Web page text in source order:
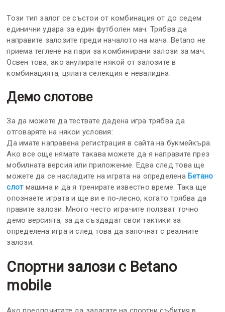
Този тип залог се състои от комбинация от до седем
единични удара за един футболен мач. Трябва да
направите залозите преди началото на мача. Betano не
приема теглене на пари за комбинирани залози за мач.
Освен това, ако анулирате някой от залозите в
комбинацията, цялата селекция е невалидна.
Демо слотове
За да можете да тествате дадена игра трябва да
отговаряте на някои условия:
Да имате направена регистрация в сайта на букмейкъра.
Ако все още нямате такава можете да я направите през
мобилната версия или приложение. Едва след това ще
можете да се насладите на играта на определенаБетано
слотмашина и да я тренирате известно време. Така ще
опознаете играта и ще ви е по-лесно, когато трябва да
правите залози. Много често играчите ползват точно
демо версията, за да създадат свои тактики за
определена игра и след това да започнат с реалните
залози.
Спортни залози с Betano
mobile